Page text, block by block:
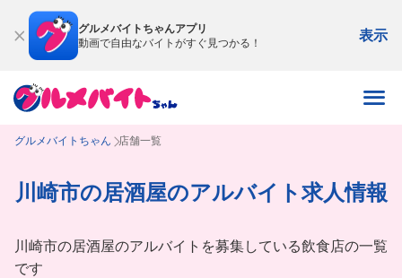
グルメバイトちゃんアプリ
動画で自由なバイトがすぐ見つかる！
表示
グルメバイトちゃん 店舗一覧
川崎市の居酒屋のアルバイト求人情報
川崎市の居酒屋のアルバイトを募集している飲食店の一覧
です